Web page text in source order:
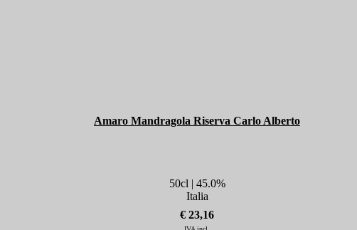
Amaro Mandragola Riserva Carlo Alberto
50cl | 45.0%
Italia
€ 23,16